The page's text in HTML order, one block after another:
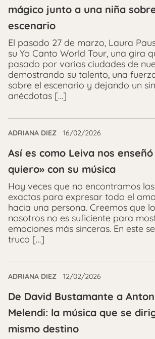
mágico junto a una niña
escenario
El pasado 27 de marzo, Laura
su Yo Canto World Tour, una gira
pasado por varias ciudades de
demostrando su talento, una
sobre el escenario y dejando un
anécdotas […]
ADRIANA DIEZ 16/02/2026
Así es como Leiva nos
quiero» con su música
Hay veces que no encontramos
exactas para expresar todo el
hacia una persona. Creemos que
nosotros no es suficiente para
emociones más sinceras. En este
truco […]
ADRIANA DIEZ 12/02/2026
De David Bustamante a
Melendi: la música que se
mismo destino